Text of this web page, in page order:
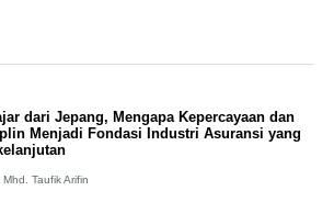
dari Jepang, Mengapa Kepercayaan dan
Menjadi Fondasi Industri Asuransi yang
Taufik Arifin